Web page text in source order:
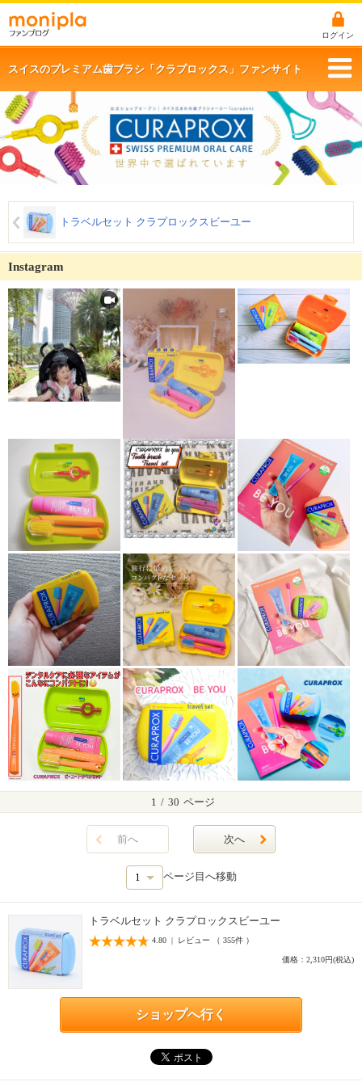
ログイン
スイスのプレミアム歯ブラシ「クラプロックス」ファンサイト
トラベルセット クラプロックスビーユー
Instagram
1 / 30 ページ
前へ 次へ
ページ目へ移動
トラベルセット クラプロックスビーユー
4.80 | レビュー （ 355件 ）
価格：2,310円(税込)
ショップへ行く